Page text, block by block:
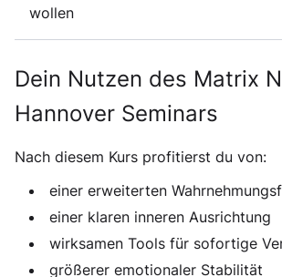
wollen
Dein Nutzen des Matrix
Hannover Seminars
Nach diesem Kurs profitierst du von:
einer erweiterten
einer klaren inneren Ausrichtung
wirksamen Tools für sofortige
größerer emotionaler Stabilität